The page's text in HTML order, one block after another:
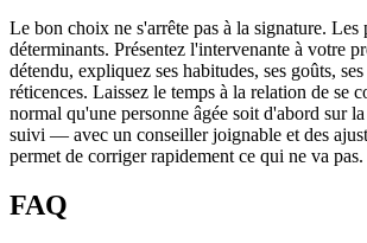
Le bon choix ne s'arrête pas à la signature. Les
déterminants. Présentez l'intervenante à votre
détendu, expliquez ses habitudes, ses goûts,
réticences. Laissez le temps à la relation de se
normal qu'une personne âgée soit d'abord sur
suivi — avec un conseiller joignable et des
permet de corriger rapidement ce qui ne va pas.
FAQ